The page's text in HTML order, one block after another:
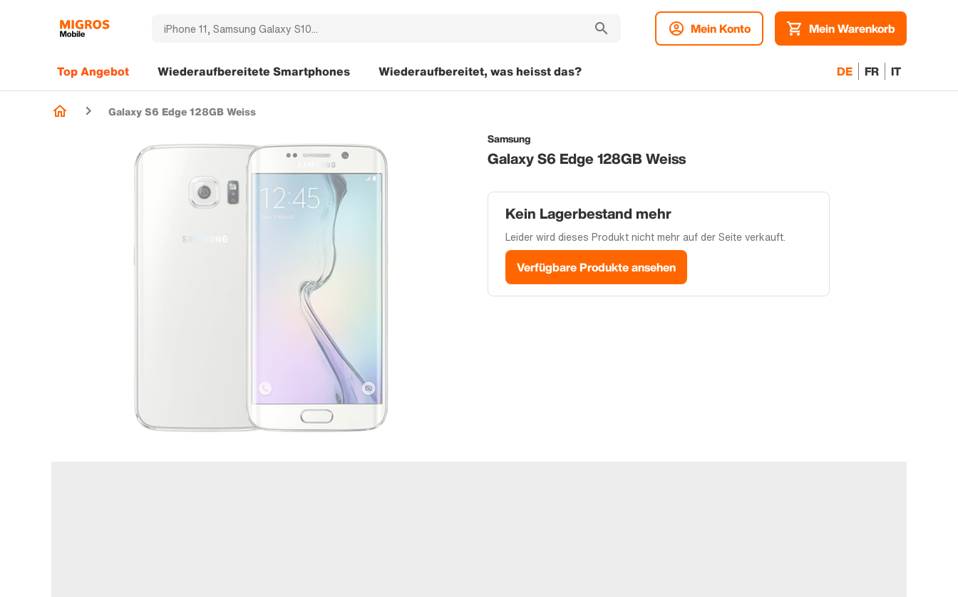
Mein Konto Mein Warenkorb
DE FR IT
Top Angebot Wiederaufbereitete Smartphones Wiederaufbereitet, was heisst das?
Galaxy S6 Edge 128GB Weiss
Samsung
Galaxy S6 Edge 128GB Weiss
Kein Lagerbestand mehr
Leider wird dieses Produkt nicht mehr auf der Seite verkauft.
Verfügbare Produkte ansehen